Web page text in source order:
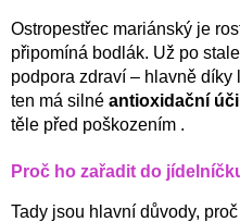
Ostropestřec mariánský je
připomíná bodlák. Už po
podpora zdraví – hlavně díky
ten má silné antioxidační
těle před poškozením .
Proč ho zařadit do
Tady jsou hlavní důvody,